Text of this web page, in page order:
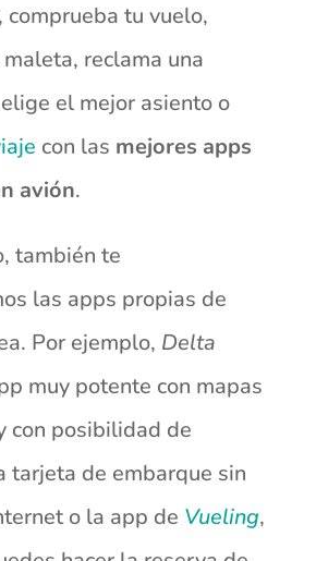
comprueba tu vuelo,
reclama una
el mejor asiento o
con las mejores apps
avión.
también te
las apps propias de
Por ejemplo, Delta
muy potente con mapas
con posibilidad de
tarjeta de embarque sin
o la app de Vueling,